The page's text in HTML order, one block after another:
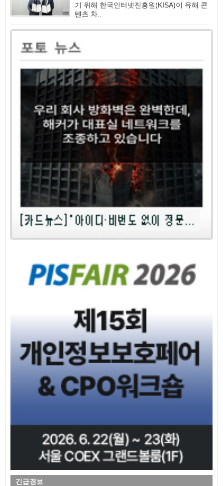
기 위해 한국인터넷진흥원(KISA)이 유해 콘
텐츠 차..
긴급경보